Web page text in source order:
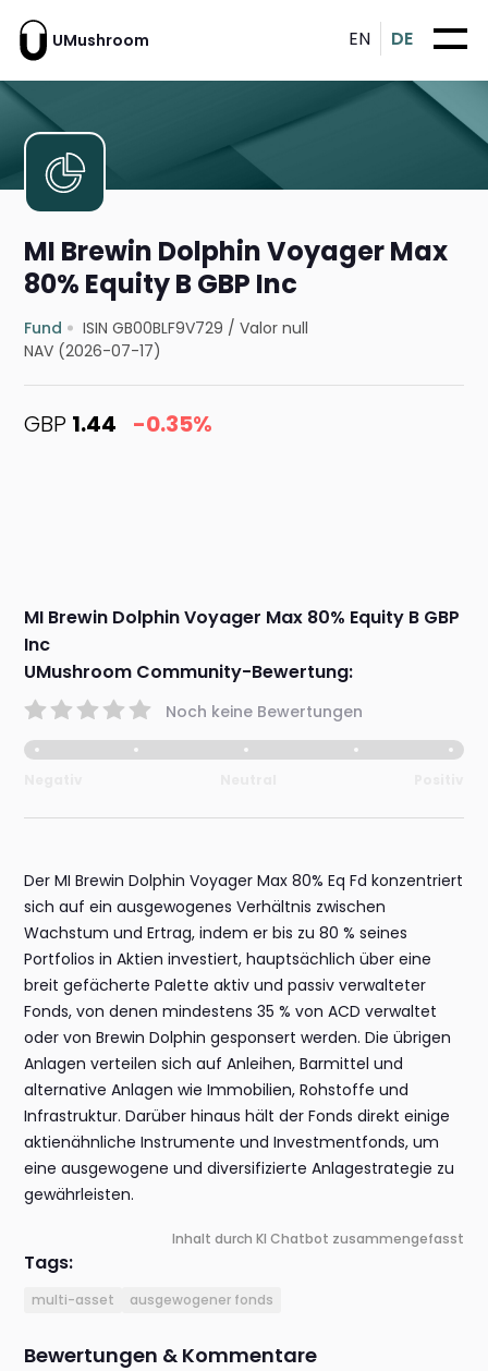
UMushroom EN DE
MI Brewin Dolphin Voyager Max
80% Equity B GBP Inc
Fund ISIN GB00BLF9V729 /Valor null
NAV (2026-07-17)
GBP 1.44 -0.35%
MI Brewin Dolphin Voyager Max 80% Equity B GBP
Inc
UMushroom Community-Bewertung:
Noch keine Bewertungen
Der MI Brewin Dolphin Voyager Max 80% Eq Fd konzentriert
sich auf ein ausgewogenes Verhältnis zwischen
Wachstum und Ertrag, indem er bis zu 80 % seines
Portfolios in Aktien investiert, hauptsächlich über eine
breit gefächerte Palette aktiv und passiv verwalteter
Fonds, von denen mindestens 35 % von ACD verwaltet
oder von Brewin Dolphin gesponsert werden. Die übrigen
Anlagen verteilen sich auf Anleihen, Barmittel und
alternative Anlagen wie Immobilien, Rohstoffe und
Infrastruktur. Darüber hinaus hält der Fonds direkt einige
aktienähnliche Instrumente und Investmentfonds, um
eine ausgewogene und diversifizierte Anlagestrategie zu
gewährleisten.
Inhalt durch KI Chatbot zusammengefasst
Tags:
multi-asset ausgewogener fonds
Bewertungen & Kommentare